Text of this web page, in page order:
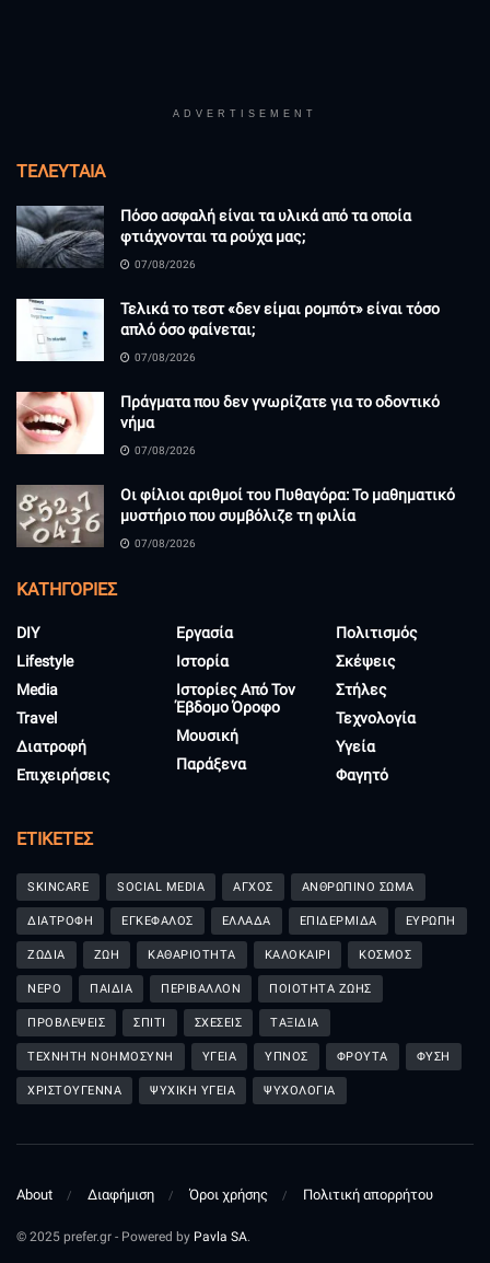
ADVERTISEMENT
ΤΕΛΕΥΤΑΊΑ
Πόσο ασφαλή είναι τα υλικά από τα οποία
φτιάχνονται τα ρούχα μας;
07/08/2026
Τελικά το τεστ «δεν είμαι ρομπότ» είναι τόσο
απλό όσο φαίνεται;
07/08/2026
Πράγματα που δεν γνωρίζατε για το οδοντικό
νήμα
07/08/2026
Οι φίλιοι αριθμοί του Πυθαγόρα: Το μαθηματικό
μυστήριο που συμβόλιζε τη φιλία
07/08/2026
KΑΤΗΓΟΡΊΕΣ
DIY
Lifestyle
Media
Travel
Διατροφή
Επιχειρήσεις
Εργασία
Ιστορία
Ιστορίες Από Τον
Έβδομο Όροφο
Μουσική
Παράξενα
Πολιτισμός
Σκέψεις
Στήλες
Τεχνολογία
Υγεία
Φαγητό
ΕΤΙΚΈΤΕΣ
SKINCARE SOCIAL MEDIA ΑΓΧΟΣ ΑΝΘΡΩΠΙΝΟ ΣΩΜΑ
ΔΙΑΤΡΟΦΗ ΕΓΚΕΦΑΛΟΣ ΕΛΛΑΔΑ ΕΠΙΔΕΡΜΙΔΑ ΕΥΡΩΠΗ
ΖΩΔΙΑ ΖΩΗ ΚΑΘΑΡΙΟΤΗΤΑ ΚΑΛΟΚΑΙΡΙ ΚΟΣΜΟΣ
ΝΕΡΟ ΠΑΙΔΙΑ ΠΕΡΙΒΑΛΛΟΝ ΠΟΙΟΤΗΤΑ ΖΩΗΣ
ΠΡΟΒΛΕΨΕΙΣ ΣΠΙΤΙ ΣΧΕΣΕΙΣ ΤΑΞΙΔΙΑ
ΤΕΧΝΗΤΗ ΝΟΗΜΟΣΥΝΗ ΥΓΕΙΑ ΥΠΝΟΣ ΦΡΟΥΤΑ ΦΥΣΗ
ΧΡΙΣΤΟΥΓΕΝΝΑ ΨΥΧΙΚΗ ΥΓΕΙΑ ΨΥΧΟΛΟΓΙΑ
About Διαφήμιση Όροι χρήσης Πολιτική απορρήτου
© 2025 prefer.gr - Powered by Pavla SA